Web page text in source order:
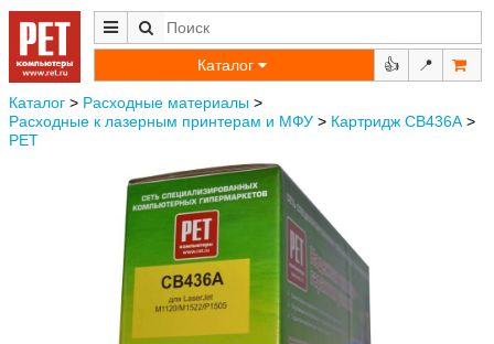
Каталог 👍 📍
Каталог > Расходные материалы >
Расходные к лазерным принтерам и МФУ > Картридж CB436A >
РЕТ